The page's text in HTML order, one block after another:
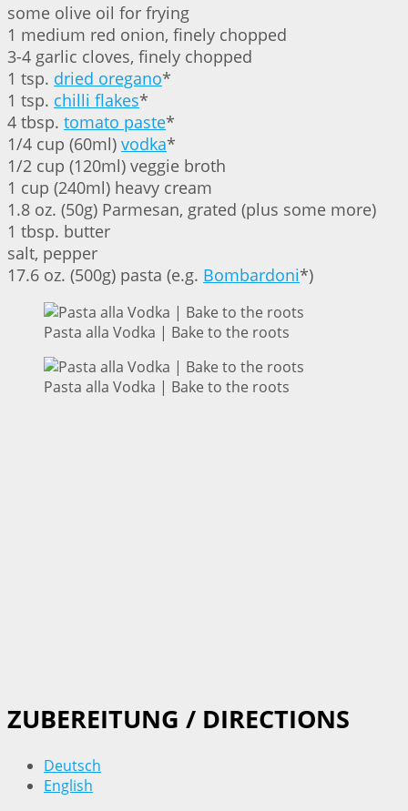
some olive oil for frying
1 medium red onion, finely chopped
3-4 garlic cloves, finely chopped
1 tsp. dried oregano*
1 tsp. chilli flakes*
4 tbsp. tomato paste*
1/4 cup (60ml) vodka*
1/2 cup (120ml) veggie broth
1 cup (240ml) heavy cream
1.8 oz. (50g) Parmesan, grated (plus some more)
1 tbsp. butter
salt, pepper
17.6 oz. (500g) pasta (e.g. Bombardoni*)
Pasta alla Vodka | Bake to the roots
Pasta alla Vodka | Bake to the roots
ZUBEREITUNG / DIRECTIONS
Deutsch
English